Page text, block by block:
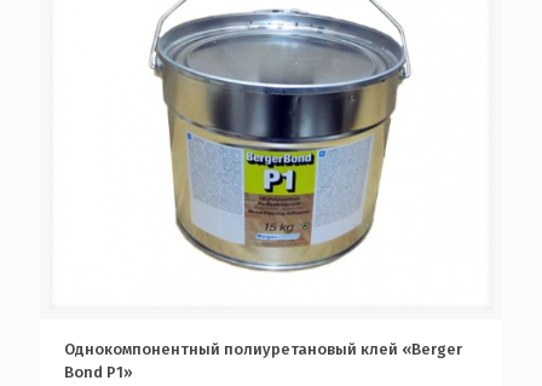
Однокомпонентный полиуретановый клей «Berger
Bond P1»